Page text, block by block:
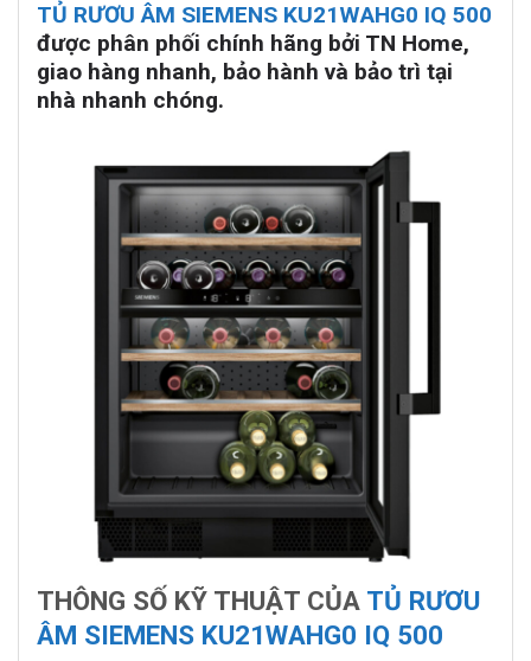
TỦ RƯƠU ÂM SIEMENS KU21WAHG0 IQ 500
được phân phối chính hãng bởi TN Home,
giao hàng nhanh, bảo hành và bảo trì tại
nhà nhanh chóng.
THÔNG SỐ KỸ THUẬT CỦA TỦ RƯƠU
ÂM SIEMENS KU21WAHG0 IQ 500